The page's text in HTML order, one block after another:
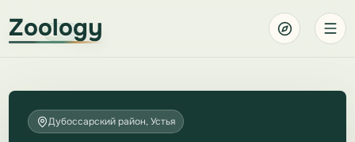
Zoology
Дубоссарский район, Устья